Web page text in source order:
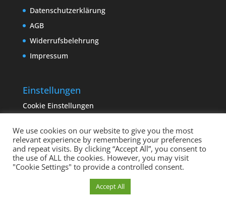
Datenschutzerklärung
AGB
Widerrufsbelehrung
Impressum
Einstellungen
Cookie Einstellungen
Copyright sempervivum.info 2023 | Designed by
binderland.de| Supported by
We use cookies on our website to give you the most
relevant experience by remembering your preferences
and repeat visits. By clicking “Accept All”, you consent to
the use of ALL the cookies. However, you may visit
"Cookie Settings" to provide a controlled consent.
Accept All